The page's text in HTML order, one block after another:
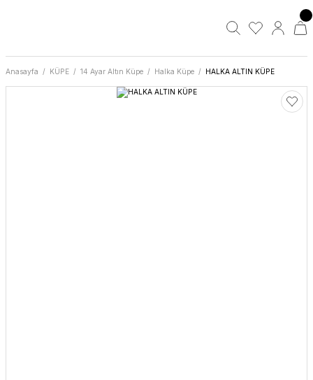
Anasayfa KÜPE 14 Ayar Altın Küpe Halka Küpe HALKA ALTIN KÜPE